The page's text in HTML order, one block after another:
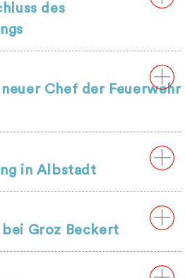
des
Chef der Feuerwehr
in Albstadt
Groz Beckert